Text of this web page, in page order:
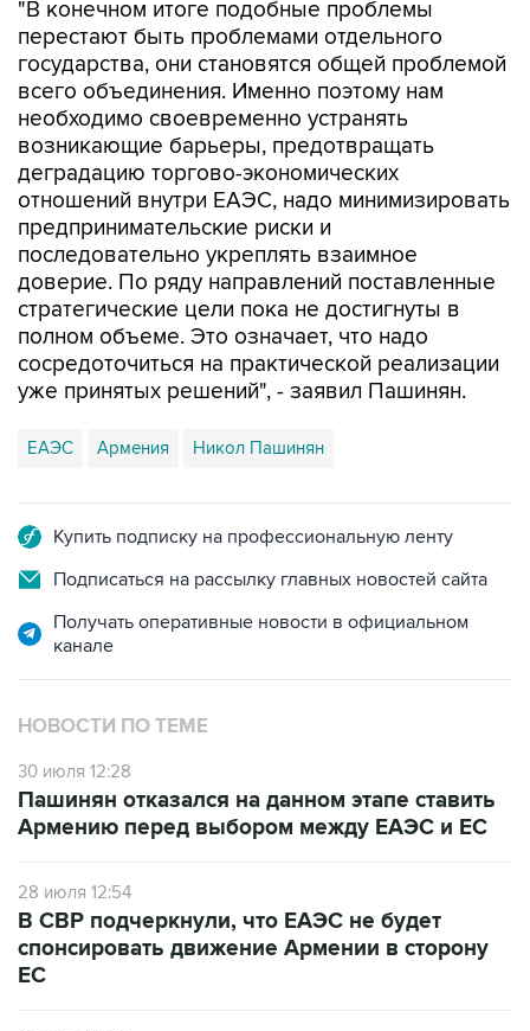
государства, они становятся общей проблемой
всего объединения. Именно поэтому нам
необходимо своевременно устранять
возникающие барьеры, предотвращать
деградацию торгово-экономических
отношений внутри ЕАЭС, надо минимизировать
предпринимательские риски и
последовательно укреплять взаимное
доверие. По ряду направлений поставленные
стратегические цели пока не достигнуты в
полном объеме. Это означает, что надо
сосредоточиться на практической реализации
уже принятых решений", - заявил Пашинян.
ЕАЭС Армения Никол Пашинян
Подписаться на рассылку главных новостей сайта
Получать оперативные новости в официальном
НОВОСТИ ПО ТЕМЕ
30 июля 12:28
Армению перед выбором между ЕАЭС и ЕС
28 июля 12:54
спонсировать движение Армении в сторону
ЕС